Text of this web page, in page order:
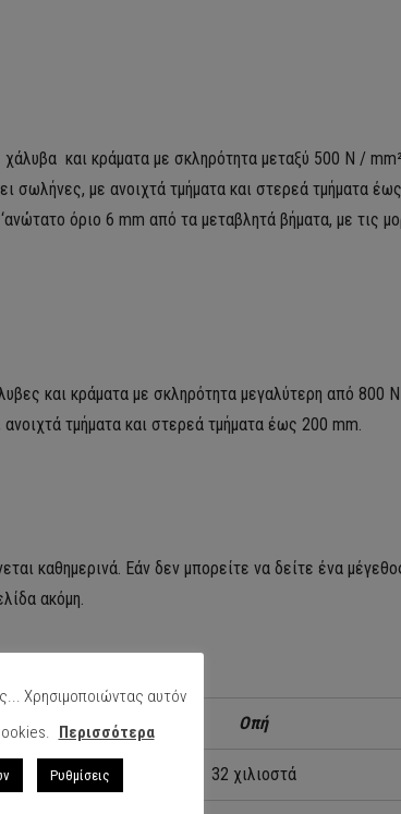
και κράματα με σκληρότητα μεταξύ 500 N /
σωλήνες, με ανοιχτά τμήματα και στερεά τμήματα
όριο 6 mm από τα μεταβλητά βήματα, με τις
και κράματα με σκληρότητα μεγαλύτερη από 800
τμήματα και στερεά τμήματα έως 200 mm.
καθημερινά. Εάν δεν μπορείτε να δείτε ένα
ακόμη.
Οπή
32 χιλιοστά
Χρησιμοποιώντας αυτόν
Περισσότερα
Ρυθμίσεις